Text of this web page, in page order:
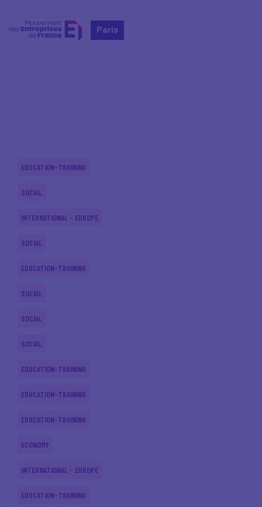
Paris
EDUCATION-TRAINING
SOCIAL
INTERNATIONAL - EUROPE
SOCIAL
EDUCATION-TRAINING
SOCIAL
SOCIAL
SOCIAL
EDUCATION-TRAINING
EDUCATION-TRAINING
EDUCATION-TRAINING
ECONOMY
INTERNATIONAL - EUROPE
EDUCATION-TRAINING